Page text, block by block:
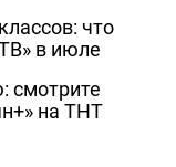
что
в июле
смотрите
на ТНТ